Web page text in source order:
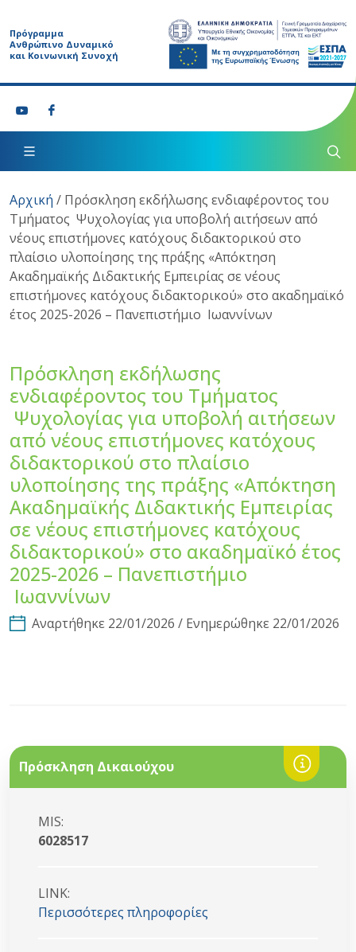
Πρόγραμμα
Ανθρώπινο Δυναμικό
και Κοινωνική Συνοχή
Αρχική / Πρόσκληση εκδήλωσης ενδιαφέροντος του
Τμήματος Ψυχολογίας για υποβολή αιτήσεων από
νέους επιστήμονες κατόχους διδακτορικού στο
πλαίσιο υλοποίησης της πράξης «Απόκτηση
Ακαδημαϊκής Διδακτικής Εμπειρίας σε νέους
επιστήμονες κατόχους διδακτορικού» στο ακαδημαϊκό
έτος 2025-2026 – Πανεπιστήμιο Ιωαννίνων
Πρόσκληση εκδήλωσης
ενδιαφέροντος του Τμήματος
Ψυχολογίας για υποβολή αιτήσεων
από νέους επιστήμονες κατόχους
διδακτορικού στο πλαίσιο
υλοποίησης της πράξης «Απόκτηση
Ακαδημαϊκής Διδακτικής Εμπειρίας
σε νέους επιστήμονες κατόχους
διδακτορικού» στο ακαδημαϊκό έτος
2025-2026 – Πανεπιστήμιο
Ιωαννίνων
Αναρτήθηκε 22/01/2026 / Ενημερώθηκε 22/01/2026
Πρόσκληση Δικαιούχου
MIS:
6028517
LINK:
Περισσότερες πληροφορίες